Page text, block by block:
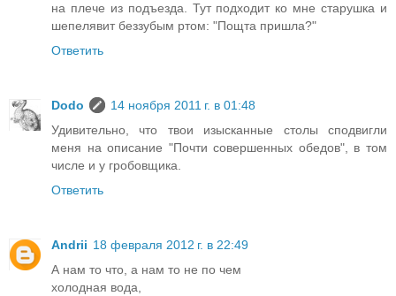
на плече из подъезда. Тут подходит ко мне старушка и
шепелявит беззубым ртом: "Пощта пришла?"
Ответить
Dodo
14 ноября 2011 г. в 01:48
Удивительно, что твои изысканные столы сподвигли
меня на описание "Почти совершенных обедов", в том
числе и у гробовщика.
Ответить
Andrii 18 февраля 2012 г. в 22:49
А нам то что, а нам то не по чем
холодная вода,